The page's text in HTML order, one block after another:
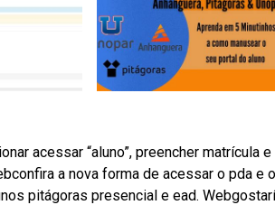
acessar “aluno”, preencher matrícula
a nova forma de acessar o pda e
pitágoras presencial e ead.